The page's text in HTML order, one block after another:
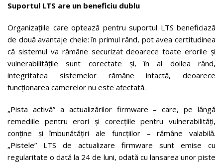
Suportul LTS are un beneficiu dublu
Organizațiile care optează pentru suportul LTS beneficiază
de două avantaje cheie: în primul rând, pot avea certitudinea
că sistemul va rămâne securizat deoarece toate erorile și
vulnerabilitățile sunt corectate și, în al doilea rând,
integritatea sistemelor rămâne intactă, deoarece
funcționarea camerelor nu este afectată.
„Pista activă” a actualizărilor firmware – care, pe lângă
remediile pentru erori și corecțiile pentru vulnerabilități,
conține și îmbunătățiri ale funcțiilor – rămâne valabilă.
„Pistele” LTS de actualizare firmware sunt emise cu
regularitate o dată la 24 de luni, odată cu lansarea unor piste